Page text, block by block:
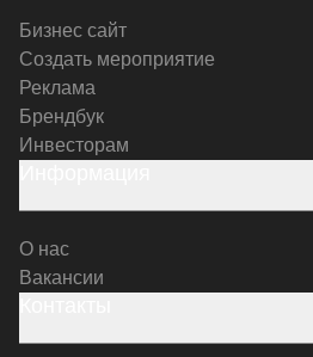
Бизнес сайт
Создать мероприятие
Реклама
Брендбук
Инвесторам
О нас
Вакансии